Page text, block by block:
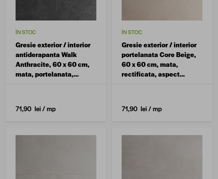
ÎN STOC
Gresie exterior / interior
antiderapanta Walk
Anthracite, 60 x 60 cm,
mata, portelanata,
71,90 lei/ mp
ÎN STOC
Gresie exterior / interior
portelanata Core Beige,
60 x 60 cm, mata,
rectificata, aspect
71,90 lei/ mp